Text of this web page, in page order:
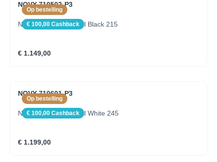
Op bestelling
€ 100,00 Cashback
NOVY 710502-P3
Novy Pendant Mineral Black 215
€ 1.149,00
Op bestelling
€ 100,00 Cashback
NOVY 710601-P3
Novy Pendant Mineral White 245
€ 1.199,00